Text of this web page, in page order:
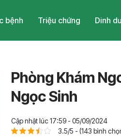
bệnh Triệu chứng Dinh
Phòng Khám
Ngọc Sinh
Cập nhật lúc 17:59 - 05/09/2024
3.5/5 - (143 bình